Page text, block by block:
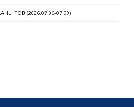
ТОВ (2026.07.06-07.09)